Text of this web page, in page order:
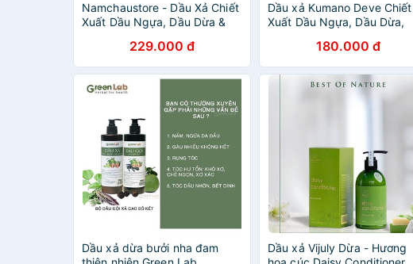
Namchaustore - Dầu Xả Chiết
Xuất Dầu Ngựa, Dầu Dừa &
229.000 đ
Dầu xả Kumano Deve Chiết
Xuất Dầu Ngựa, Dầu Dừa,
180.000 đ
Dầu xả dừa bưởi nha đam
Dầu xả Vijuly Dừa - Hương